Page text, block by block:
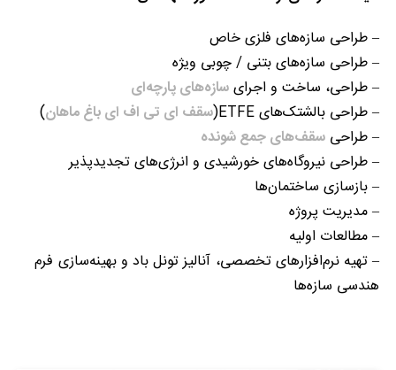
– طراحی سازه‌های فلزی خاص
– طراحی سازه‌های بتنی / چوبی ویژه
– طراحی، ساخت و اجرایسازه‌های پارچه‌ای
– طراحی بالشتک‌های ETFE(
سقف ای تی اف ای باغ ماهان)
– طراحی سقف‌های جمع شونده
– طراحی نیروگاه‌های خورشیدی و انرژی‌های تجدیدپذیر
– بازسازی ساختمان‌ها
– مدیریت پروژه
– مطالعات اولیه
– تهیه نرم‌افزارهای تخصصی، آنالیز تونل باد و بهینه‌سازی فرم
هندسی سازه‌ها